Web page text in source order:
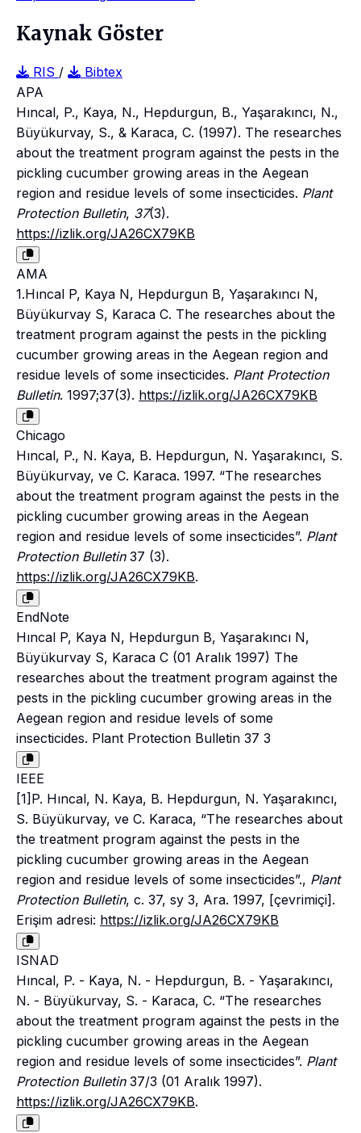
Kaynak Göster
RIS /
Bibtex
APA
Hıncal, P., Kaya, N., Hepdurgun, B., Yaşarakıncı, N.,
Büyükurvay, S., & Karaca, C. (1997). The researches
about the treatment program against the pests in the
pickling cucumber growing areas in the Aegean
region and residue levels of some insecticides. Plant
Protection Bulletin, 37(3).
https://izlik.org/JA26CX79KB
AMA
1.Hıncal P, Kaya N, Hepdurgun B, Yaşarakıncı N,
Büyükurvay S, Karaca C. The researches about the
treatment program against the pests in the pickling
cucumber growing areas in the Aegean region and
residue levels of some insecticides. Plant Protection
Bulletin. 1997;37(3). https://izlik.org/JA26CX79KB
Chicago
Hıncal, P., N. Kaya, B. Hepdurgun, N. Yaşarakıncı, S.
Büyükurvay, ve C. Karaca. 1997. “The researches
about the treatment program against the pests in the
pickling cucumber growing areas in the Aegean
region and residue levels of some insecticides”. Plant
Protection Bulletin37 (3).
https://izlik.org/JA26CX79KB.
EndNote
Hıncal P, Kaya N, Hepdurgun B, Yaşarakıncı N,
Büyükurvay S, Karaca C (01 Aralık 1997) The
researches about the treatment program against the
pests in the pickling cucumber growing areas in the
Aegean region and residue levels of some
insecticides. Plant Protection Bulletin 37 3
IEEE
[1]P. Hıncal, N. Kaya, B. Hepdurgun, N. Yaşarakıncı,
S. Büyükurvay, ve C. Karaca, “The researches about
the treatment program against the pests in the
pickling cucumber growing areas in the Aegean
region and residue levels of some insecticides”., Plant
Protection Bulletin, c. 37, sy 3, Ara. 1997, [çevrimiçi].
Erişim adresi: https://izlik.org/JA26CX79KB
ISNAD
Hıncal, P. - Kaya, N. - Hepdurgun, B. - Yaşarakıncı,
N. - Büyükurvay, S. - Karaca, C. “The researches
about the treatment program against the pests in the
pickling cucumber growing areas in the Aegean
region and residue levels of some insecticides”. Plant
Protection Bulletin37/3 (01 Aralık 1997).
https://izlik.org/JA26CX79KB.